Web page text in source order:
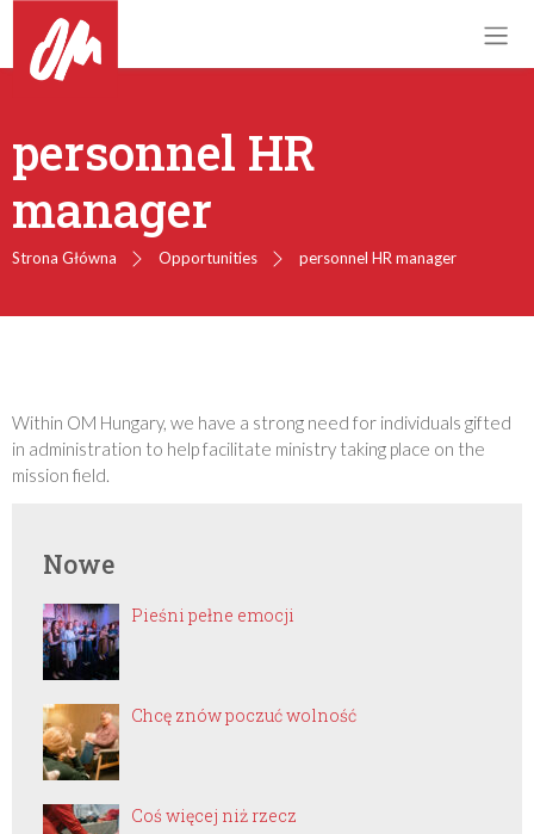
personnel HR
manager
Strona Główna Opportunities personnel HR manager
Within OM Hungary, we have a strong need for individuals gifted
in administration to help facilitate ministry taking place on the
mission field.
Nowe
Pieśni pełne emocji
Chcę znów poczuć wolność
Coś więcej niż rzecz